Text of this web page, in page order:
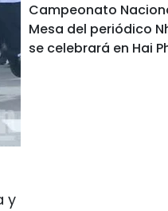
y
Campeonato
Mesa del periódico
se celebrará en Hai